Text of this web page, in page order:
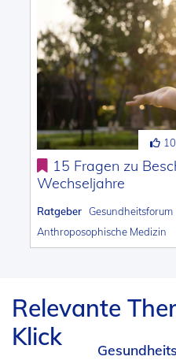
15 Fragen zu
Wechseljahre
Ratgeber Gesundheitsforum
Anthroposophische Medizin
Relevante
Klick